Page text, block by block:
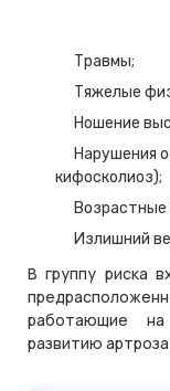
Травмы;
Тяжелые
Ношение
Нарушения
кифосколиоз);
Возрастные
Излишний
В группу риска
работающие
развитию